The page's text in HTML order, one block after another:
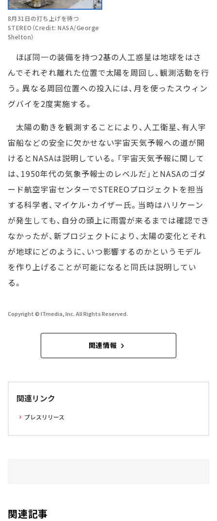
8月31日の打ち上げを待つ
STEREO（Credit: NASA/George
Shelton）
ほぼ同一の装備を持つ2基の人工惑星は地球をはさ
んでそれぞれ離れた位置で太陽を周回し、観測活動を行
う。異なる周回位置への投入には、月を使ったスウィン
グバイを2度実施する。
太陽の動きを観測することにより、人工衛星、有人宇
宙船などの安全に欠かせない宇宙天気予報への道が開
けるとNASAは説明している。「宇宙天気予報に関して
は、1950年代の気象予報士のレベルだ」とNASAのゴダ
ード航空宇宙センターでSTEREOプロジェクトを担当
する科学者、マイケル・カイザー氏。当時はハリケーン
が発生しても、自分の頭上に雨雲が来るまでは確認でき
なかったが、新プロジェクトにより、太陽の変化とそれ
が地球にどのように、いつ影響するのかというモデル
を作り上げることが可能になると同氏は説明してい
る。
Copyright © ITmedia, Inc. All Rights Reserved.
関連情報
関連リンク
プレスリリース
関連記事